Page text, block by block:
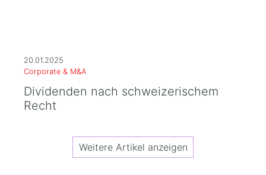
20.01.2025
Corporate & M&A
Dividenden nach schweizerischem
Recht
Weitere Artikel anzeigen